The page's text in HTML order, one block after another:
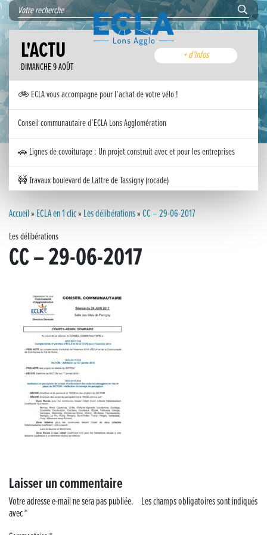
L'ACTU
DIMANCHE 9 AOÛT
+ d'infos
🚲 ECLA vous accompagne pour l’achat de votre vélo !
Conseil communautaire d’ECLA Lons Agglomération
🚗 Lignes de covoiturage : Un projet construit avec et pour les entreprises
🚧 Travaux boulevard de Lattre de Tassigny (rocade)
Inauguration nouvelle station d’épuration (STEP) de Trenal
Festival des solutions écologiques 2026
Meilleurs voeux 2026
« France, une histoire d’amour », l’avant-première au Cinéma 4C !
Les Saisons Baroques du Jura 2025
Journée nationale de la Résistance
Dernier coup de pédale pour la Cyclosportive
Cyclosportive de La Vache qui rit : édition 2025
Musique dans la rue !
Carton plein pour la Jog’in Music
Accueil» ECLA en 1 clic» Les délibérations»CC – 29-06-2017
Les délibérations
CC – 29-06-2017
Laisser un commentaire
Votre adresse e-mail ne sera pas publiée.
Les champs obligatoires sont indiqués
avec*